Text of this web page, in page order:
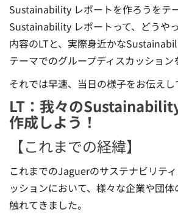
Sustainability レポートを作ろうをテ
Sustainability レポートって、どうや
内容のLTと、実際身近かな
テーマでのグループディスカッション
それでは早速、当日の様子をお伝えし
LT：我々の
作成しよう！
【これまでの経緯】
これまでのJaguerのサステナビリテ
ッションにおいて、様々な企業や団
触れてきました。